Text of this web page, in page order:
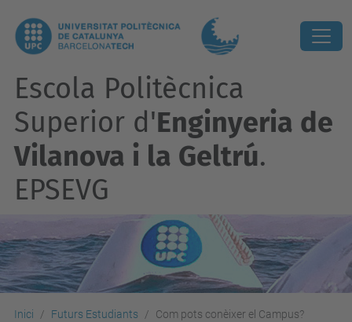
Escola Politècnica
Superior d'Enginyeria de
Vilanova i la Geltrú.
EPSEVG
Inici Futurs Estudiants Com pots conèixer el Campus?